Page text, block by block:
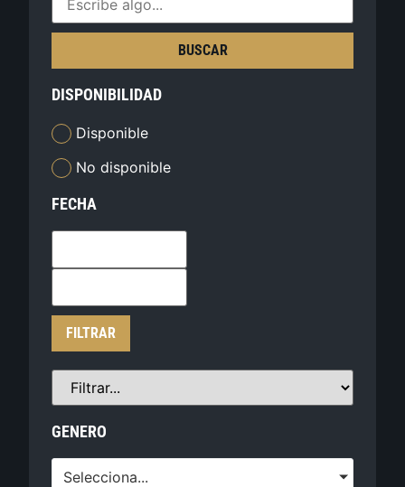
BUSCAR
DISPONIBILIDAD
Disponible
No disponible
FECHA
FILTRAR
GENERO
Selecciona...